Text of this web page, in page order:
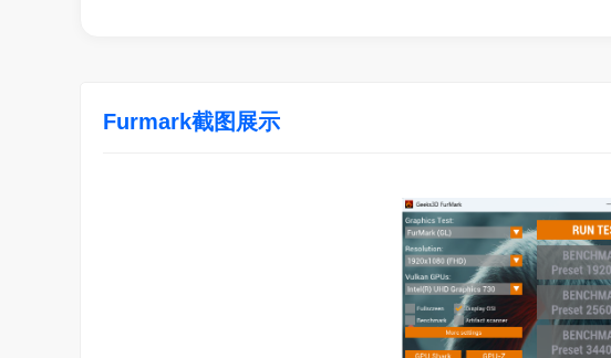
Furmark截图展示